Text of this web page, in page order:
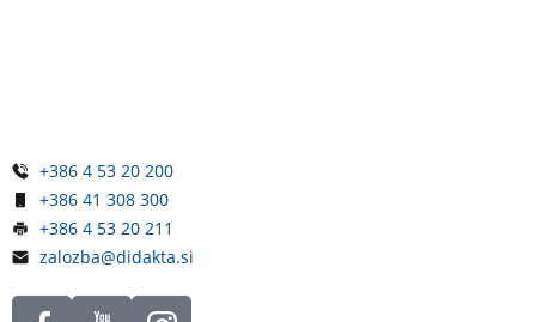
+386 4 53 20 200
+386 41 308 300
+386 4 53 20 211
zalozba@didakta.si